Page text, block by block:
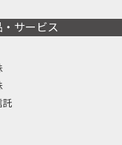
・サービス
託